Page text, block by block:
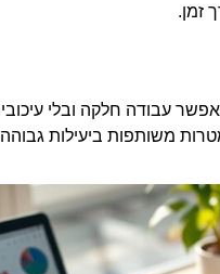
זמן.
עבודה חלקה ובלי
משותפות ביעילות